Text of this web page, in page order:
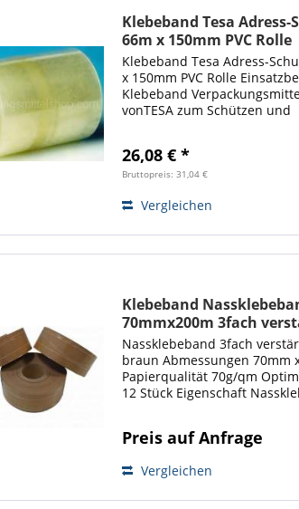
Klebeband Tesa Adress-
66m x 150mm PVC Rolle
Klebeband Tesa Adress-
x 150mm PVC Rolle
Klebeband
vonTESA zum Schützen und
Das Klebeband
besitzt eine starke...
26,08 € *
Bruttopreis: 31,04 €
Vergleichen
Klebeband
70mmx200m 3fach
braun (1 Rolle)
Nassklebeband 3fach
braun Abmessungen 70mm
Papierqualität 70g/qm
12 Stück Eigenschaft
effektivsten Methoden
Preis auf Anfrage
Vergleichen